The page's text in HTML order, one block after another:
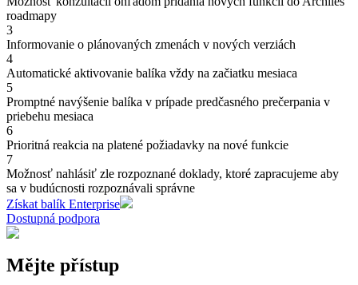
roadmapy
3
Informovanie o plánovaných zmenách v nových verziách
4
Automatické aktivovanie balíka vždy na začiatku mesiaca
5
Promptné navýšenie balíka v prípade predčasného prečerpania v
priebehu mesiaca
6
Prioritná reakcia na platené požiadavky na nové funkcie
7
Možnosť nahlásiť zle rozpoznané doklady, ktoré zapracujeme aby
sa v budúcnosti rozpoznávali správne
Získat balík Enterprise
Dostupná podpora
Mějte přístup